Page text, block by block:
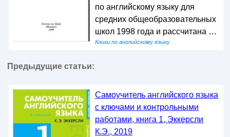
по английскому языку для
средних общеобразовательных
школ 1998 года и рассчитана …
Книги по английскому языку
Предыдущие статьи:
Самоучитель английского языка
с ключами и контрольными
работами, книга 1, Эккерсли
К.Э., 2019